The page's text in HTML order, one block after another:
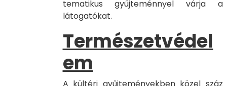
tematikus gyűjteménnyel várja a
látogatókat.
Természetvédel
em